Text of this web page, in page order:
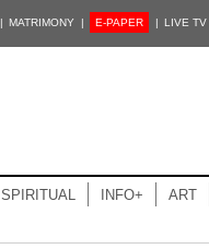
MATRIMONY | E-PAPER | LIVE TV
SPIRITUAL INFO+ ART